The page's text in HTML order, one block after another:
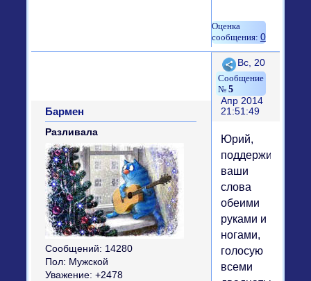
0
Поделиться
5
Вс, 20
Апр 2014
21:51:49
Бармен
Разливала
Сообщений: 14280
Пол: Мужской
Уважение: +2478
Юрий,
поддерживаю
ваши
слова
обеими
руками и
ногами,
голосую
всеми